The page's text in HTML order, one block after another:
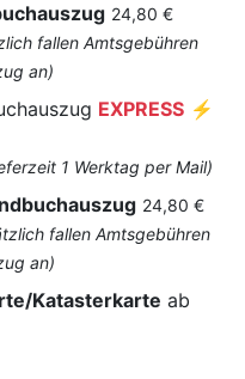
24,80 €
fallen Amtsgebühren
an)
EXPRESS ⚡
1 Werktag per Mail)
24,80 €
fallen Amtsgebühren
an)
Katasterkarte ab